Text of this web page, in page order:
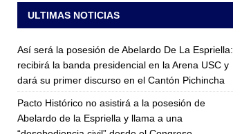
ULTIMAS NOTICIAS
Así será la posesión de Abelardo De La Espriella:
recibirá la banda presidencial en la Arena USC y
dará su primer discurso en el Cantón Pichincha
Pacto Histórico no asistirá a la posesión de
Abelardo de la Espriella y llama a una